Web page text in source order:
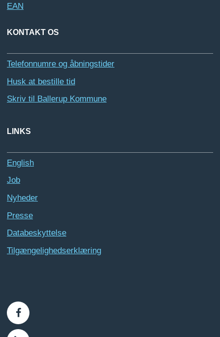
EAN
KONTAKT OS
Telefonnumre og åbningstider
Husk at bestille tid
Skriv til Ballerup Kommune
LINKS
English
Job
Nyheder
Presse
Databeskyttelse
Tilgængelighedserklæring